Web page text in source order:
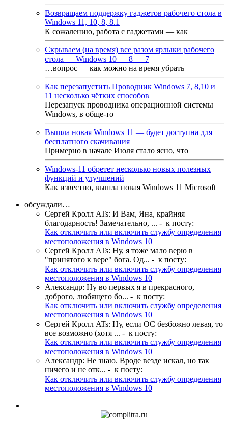
Возвращаем поддержку гаджетов рабочего стола в
Windows 11, 10, 8, 8.1
К сожалению, работа с гаджетами — как
Скрываем (на время) все разом ярлыки рабочего
стола — Windows 10 — 8 — 7
…вопрос — как можно на время убрать
Как перезапустить Проводник Windows 7, 8,10 и
11 несколько чётких способов
Перезапуск проводника операционной системы
Windows, в обще-то
Вышла новая Windows 11 — будет доступна для
бесплатного скачивания
Примерно в начале Июля стало ясно, что
Windows-11 обретет несколько новых полезных
функций и улучшений
Как известно, вышла новая Windows 11 Microsoft
обсуждали…
Сергей Кролл ATs: И Вам, Яна, крайняя
благодарность! Замечательно, ... - к посту:
Как отключить или включить службу определения
местоположения в Windows 10
Сергей Кролл ATs: Ну, я тоже мало верю в
"принятого к вере" бога. Од... - к посту:
Как отключить или включить службу определения
местоположения в Windows 10
Александр: Ну во первых я в прекрасного,
доброго, любящего бо... - к посту:
Как отключить или включить службу определения
местоположения в Windows 10
Сергей Кролл ATs: Ну, если ОС безбожно левая, то
все возможно (хотя ... - к посту:
Как отключить или включить службу определения
местоположения в Windows 10
Александр: Не знаю. Вроде везде искал, но так
ничего и не отк... - к посту:
Как отключить или включить службу определения
местоположения в Windows 10